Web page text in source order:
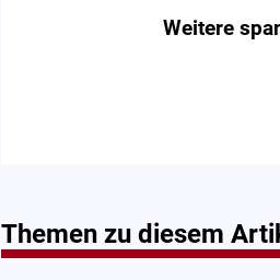
Weitere
Themen zu diesem